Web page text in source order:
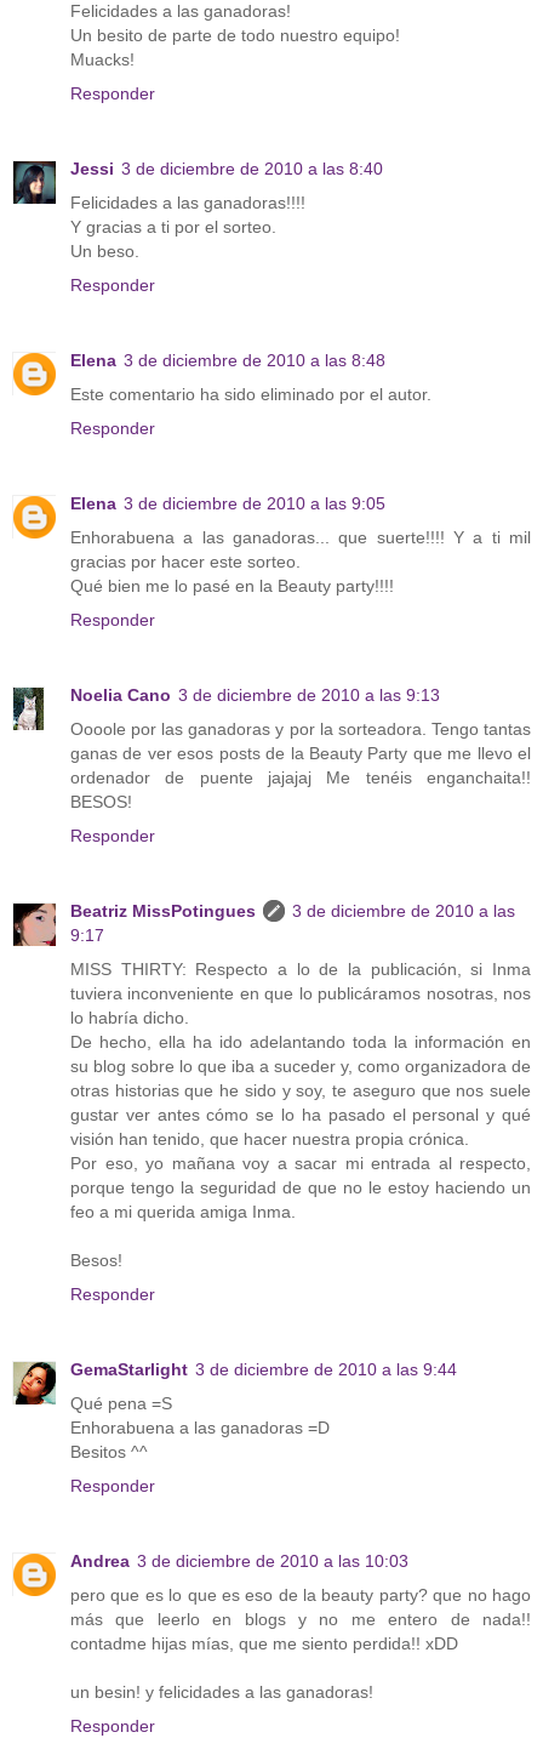
Felicidades a las ganadoras!
Un besito de parte de todo nuestro equipo!
Muacks!
Responder
Jessi 3 de diciembre de 2010 a las 8:40
Felicidades a las ganadoras!!!!
Y gracias a ti por el sorteo.
Un beso.
Responder
Elena 3 de diciembre de 2010 a las 8:48
Este comentario ha sido eliminado por el autor.
Responder
Elena 3 de diciembre de 2010 a las 9:05
Enhorabuena a las ganadoras... que suerte!!!! Y a ti mil
gracias por hacer este sorteo.
Qué bien me lo pasé en la Beauty party!!!!
Responder
Noelia Cano 3 de diciembre de 2010 a las 9:13
Oooole por las ganadoras y por la sorteadora. Tengo tantas
ganas de ver esos posts de la Beauty Party que me llevo el
ordenador de puente jajajaj Me tenéis enganchaita!!
BESOS!
Responder
Beatriz MissPotingues
3 de diciembre de 2010 a las
9:17
MISS THIRTY: Respecto a lo de la publicación, si Inma
tuviera inconveniente en que lo publicáramos nosotras, nos
lo habría dicho.
De hecho, ella ha ido adelantando toda la información en
su blog sobre lo que iba a suceder y, como organizadora de
otras historias que he sido y soy, te aseguro que nos suele
gustar ver antes cómo se lo ha pasado el personal y qué
visión han tenido, que hacer nuestra propia crónica.
Por eso, yo mañana voy a sacar mi entrada al respecto,
porque tengo la seguridad de que no le estoy haciendo un
feo a mi querida amiga Inma.
Besos!
Responder
GemaStarlight 3 de diciembre de 2010 a las 9:44
Qué pena =S
Enhorabuena a las ganadoras =D
Besitos ^^
Responder
Andrea 3 de diciembre de 2010 a las 10:03
pero que es lo que es eso de la beauty party? que no hago
más que leerlo en blogs y no me entero de nada!!
contadme hijas mías, que me siento perdida!! xDD
un besin! y felicidades a las ganadoras!
Responder